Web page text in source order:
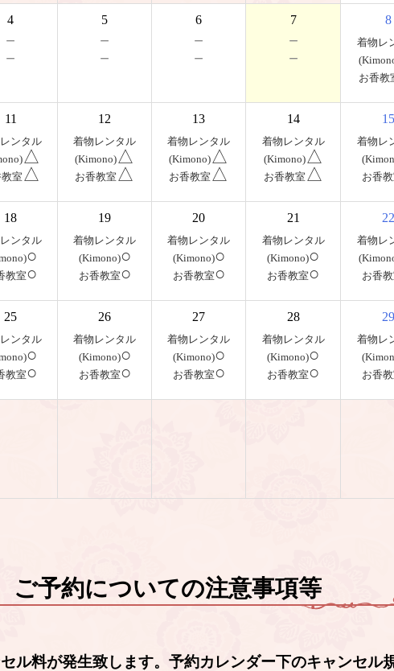
4
－
－
5
－
－
6
－
－
7
－
－
8
着物レ
お香教
11
ンタル
△
室 △
12
着物レンタル
(Kimono) △
お香教室 △
13
着物レンタル
(Kimono) △
お香教室 △
14
着物レンタル
(Kimono)△
お香教室 △
15
着物レ
お香
18
ンタル
○
教室○
19
着物レンタル
(Kimono)○
お香教室○
20
着物レンタル
(Kimono)○
お香教室○
21
着物レンタル
(Kimono)○
お香教室○
22
着物レ
お香
25
ンタル
○
教室○
26
着物レンタル
(Kimono)○
お香教室○
27
着物レンタル
(Kimono)○
お香教室○
28
着物レンタル
(Kimono)○
お香教室○
29
着物レ
お香
ご予約についての注意事項等
ル料が発生致します。予約カレンダー下のキャンセル